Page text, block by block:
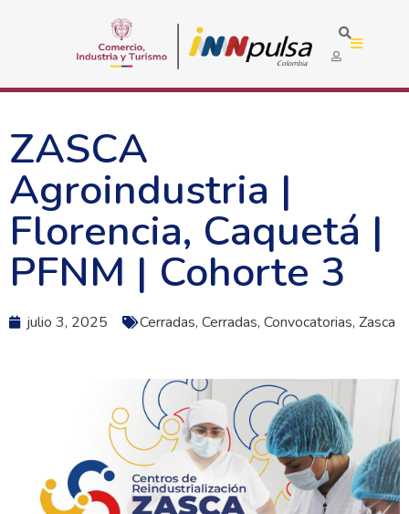
ZASCA
Agroindustria |
Florencia, Caquetá |
PFNM | Cohorte 3
julio 3, 2025 Cerradas, Cerradas, Convocatorias, Zasca